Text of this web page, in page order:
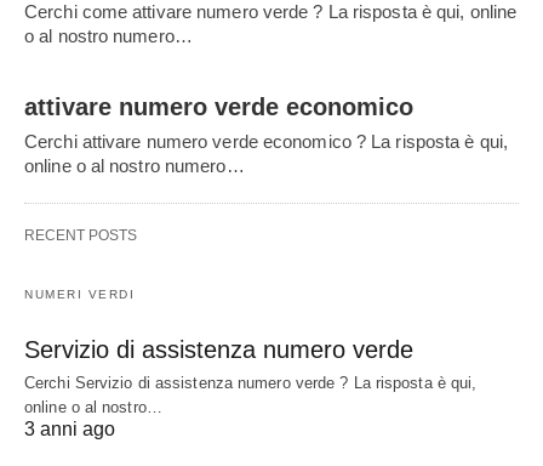
Cerchi come attivare numero verde ? La risposta è qui, online
o al nostro numero…
attivare numero verde economico
Cerchi attivare numero verde economico ? La risposta è qui,
online o al nostro numero…
RECENT POSTS
NUMERI VERDI
Servizio di assistenza numero verde
Cerchi Servizio di assistenza numero verde ? La risposta è qui,
online o al nostro…
3 anni ago